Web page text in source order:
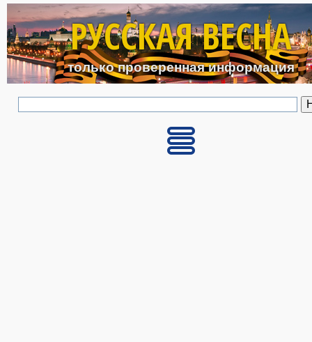
Перейти к основному
РУССКАЯ ВЕСНА
только проверенная информация